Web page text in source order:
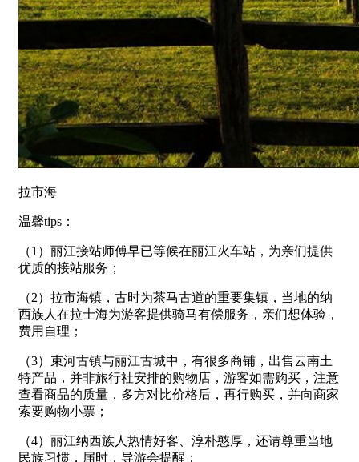
拉市海
温馨tips：
（1）丽江接站师傅早已等候在丽江火车站，为亲们提供
优质的接站服务；
（2）拉市海镇，古时为茶马古道的重要集镇，当地的纳
西族人在拉士海为游客提供骑马有偿服务，亲们想体验，
费用自理；
（3）束河古镇与丽江古城中，有很多商铺，出售云南土
特产品，并非旅行社安排的购物店，游客如需购买，注意
查看商品的质量，多方对比价格后，再行购买，并向商家
索要购物小票；
（4）丽江纳西族人热情好客、淳朴憨厚，还请尊重当地
民族习惯，届时，导游会提醒；